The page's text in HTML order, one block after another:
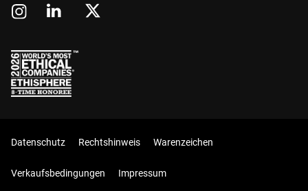
Datenschutz Rechtshinweis Warenzeichen
Verkaufsbedingungen Impressum